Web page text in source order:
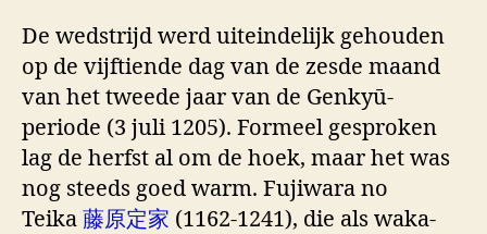
De wedstrijd werd uiteindelijk gehouden
op de vijftiende dag van de zesde maand
van het tweede jaar van de Genkyū-
periode (3 juli 1205). Formeel gesproken
lag de herfst al om de hoek, maar het was
nog steeds goed warm. Fujiwara no
Teika 藤原定家 (1162-1241), die als waka-